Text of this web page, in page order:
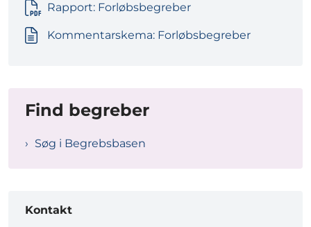
Rapport: Forløbsbegreber
Kommentarskema: Forløbsbegreber
Find begreber
Søg i Begrebsbasen
Kontakt